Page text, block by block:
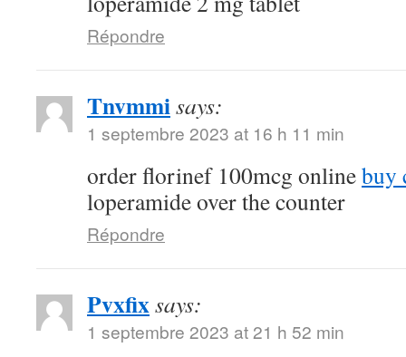
Répondre
Tnvmmisays:
1 septembre 2023 at 16 h 11 min
order florinef 100mcg onlinebuy
loperamide over the counter
Répondre
Pvxfixsays:
1 septembre 2023 at 21 h 52 min